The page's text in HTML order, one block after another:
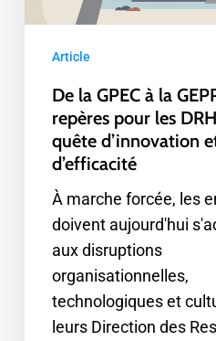
GEPP
repères
pour
DRH
quête
d’innovation
d’efficacité
Article
De la GPEC à la
repères pour les
quête d’innovation
d’efficacité
À marche forcée, les
doivent aujourd'hui
aux disruptions
organisationnelles,
technologiques et
leurs Direction des